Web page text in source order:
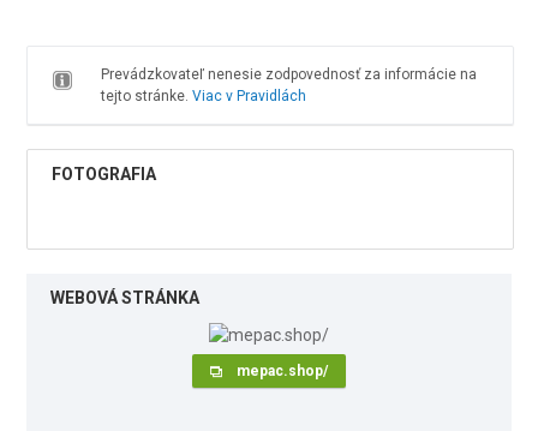
Prevádzkovateľ nenesie zodpovednosť za informácie na
tejto stránke. Viac v Pravidlách
FOTOGRAFIA
WEBOVÁ STRÁNKA
mepac.shop/